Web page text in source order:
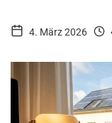
4. März 2026